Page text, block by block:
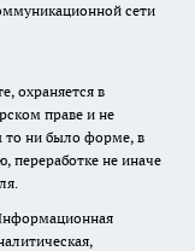
сети
охраняется в
праве и не
то ни было форме, в
переработке не иначе